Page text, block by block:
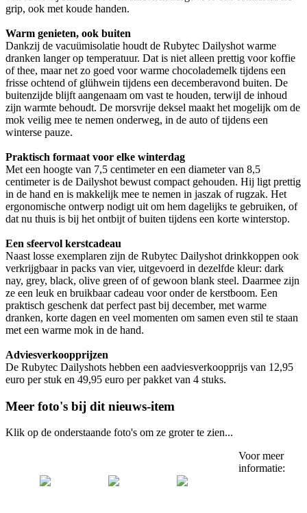
grip, ook met koude handen.
Warm genieten, ook buiten
Dankzij de vacuümisolatie houdt de Rubytec Dailyshot warme
dranken langer op temperatuur. Dat is niet alleen prettig voor koffie
of thee, maar net zo goed voor warme chocolademelk tijdens een
frisse ochtend of glühwein tijdens een decemberavond buiten. De
buitenzijde blijft aangenaam om vast te houden, terwijl de inhoud
zijn warmte behoudt. De morsvrije deksel maakt het mogelijk om de
mok veilig mee te nemen onderweg, in de auto of tijdens een
winterse pauze.
Praktisch formaat voor elke winterdag
Met een hoogte van 7,5 centimeter en een diameter van 8,5
centimeter is de Dailyshot bewust compact gehouden. Hij ligt prettig
in de hand en is makkelijk mee te nemen in jaszak of rugzak. Het
ergonomische ontwerp nodigt uit om hem dagelijks te gebruiken, of
dat nu thuis is bij het ontbijt of buiten tijdens een korte winterstop.
Een sfeervol kerstcadeau
Naast losse exemplaren zijn de Rubytec Dailyshot drinkkoppen ook
verkrijgbaar in packs van vier, uitgevoerd in dezelfde kleur: dark
nay, grey, black, olive green of of gewoon blank steel. Daarmee zijn
ze een leuk en bruikbaar cadeau voor onder de kerstboom. Een
praktisch geschenk dat perfect past bij december, met warme
dranken, korte dagen en veel momenten om samen even stil te staan
met een warme mok in de hand.
Adviesverkoopprijzen
De Rubytec Dailyshots hebben een aadviesverkoopprijs van 12,95
euro per stuk en 49,95 euro per pakket van 4 stuks.
Meer foto's bij dit nieuws-item
Klik op de onderstaande foto's om ze groter te zien...
Voor meer
informatie: